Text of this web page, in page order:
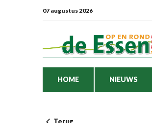
07 augustus 2026
HOME NIEUWS
Terug